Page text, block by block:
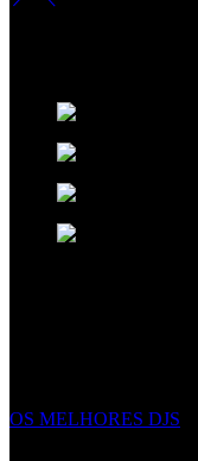
OS MELHORES DJS